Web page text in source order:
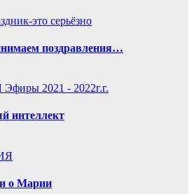
это серьёзно
поздравления…
Эфиры 2021 - 2022г.г.
интеллект
о Марии